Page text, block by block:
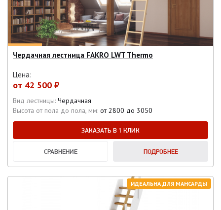
Чердачная лестница FAKRO LWT Thermo
Цена:
от 42 500 ₽
Вид лестницы: Чердачная
Высота от пола до пола, мм: от 2800 до 3050
ЗАКАЗАТЬ В 1 КЛИК
СРАВНЕНИЕ ПОДРОБНЕЕ
ИДЕАЛЬНА ДЛЯ МАНСАРДЫ